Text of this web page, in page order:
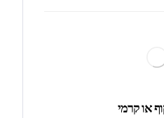
או קרמי